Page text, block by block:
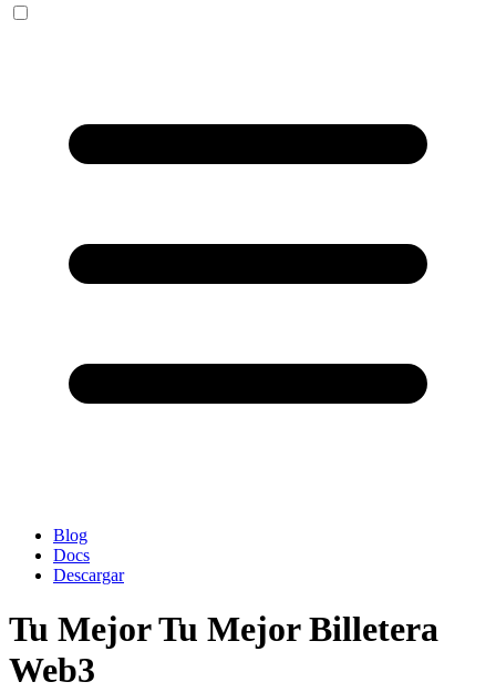
Blog
Docs
Descargar
Tu Mejor Tu Mejor Billetera
Web3